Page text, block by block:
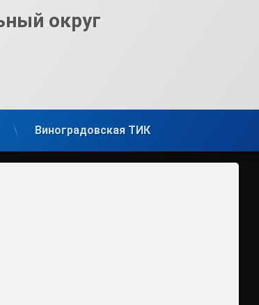
округ
Виноградовская ТИК